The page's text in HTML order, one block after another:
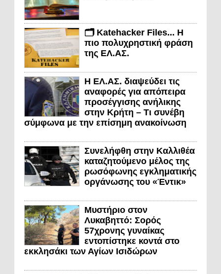
🗂️ Katehacker Files... Η
πιο πολυχρηστική φράση
της ΕΛ.ΑΣ.
Η ΕΛ.ΑΣ. διαψεύδει τις
αναφορές για απόπειρα
προσέγγισης ανήλικης
στην Κρήτη – Τι συνέβη
σύμφωνα με την επίσημη ανακοίνωση
Συνελήφθη στην Καλλιθέα
καταζητούμενο μέλος της
ρωσόφωνης εγκληματικής
οργάνωσης του «Έντικ»
Μυστήριο στον
Λυκαβηττό: Σορός
57χρονης γυναίκας
εντοπίστηκε κοντά στο
εκκλησάκι των Αγίων Ισιδώρων